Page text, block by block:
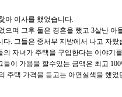
아 이사를 했었습니다.
며 그후 둘은 경혼을 했고 3살난 아
. 그들은 중서부 지방에서 나고 자랐
자녀가 주택을 구입한다는 이야기
이 가용을 할수있는 금액은 최고
주택 가격을 듣고는 아연실색을 했었